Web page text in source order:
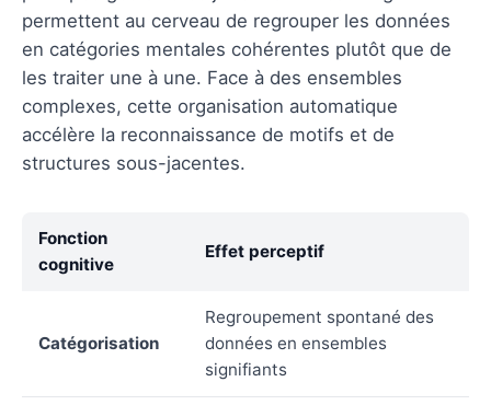
permettent au cerveau de regrouper les données
en catégories mentales cohérentes plutôt que de
les traiter une à une. Face à des ensembles
complexes, cette organisation automatique
accélère la reconnaissance de motifs et de
structures sous-jacentes.
Fonction
cognitive
Effet perceptif
Catégorisation
Regroupement spontané des
données en ensembles
signifiants